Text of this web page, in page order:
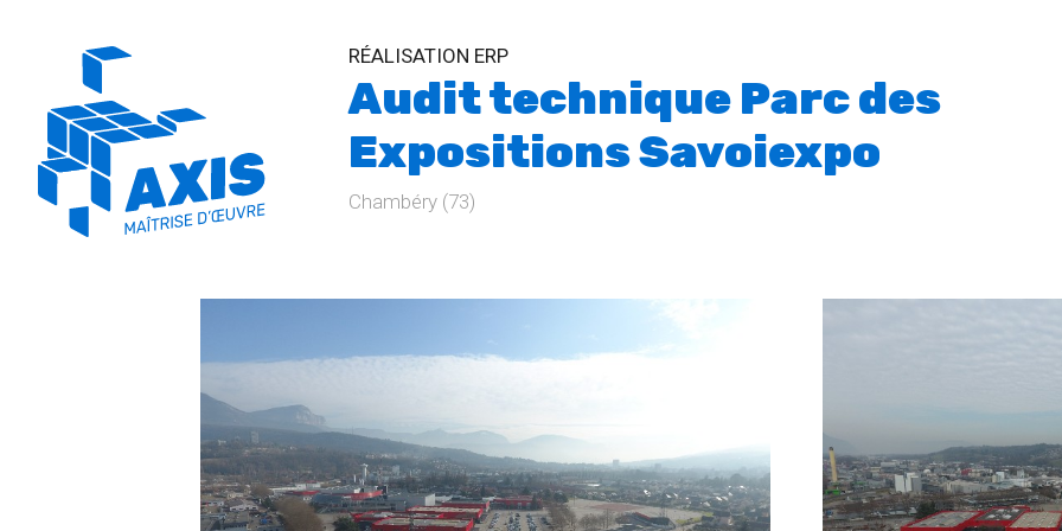
RÉALISATION ERP
Audit technique Parc des
Expositions Savoiexpo
Chambéry (73)